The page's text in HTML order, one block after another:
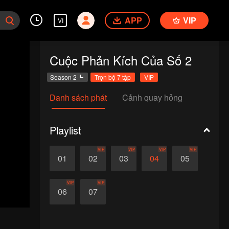
VI APP VIP
Cuộc Phản Kích Của Số 2
Season 2 Trọn bộ 7 tập VIP
Danh sách phát Cảnh quay hỏng
Playlist
01 02
VIP
03
VIP
04
VIP
05
VIP
06
VIP
07
VIP